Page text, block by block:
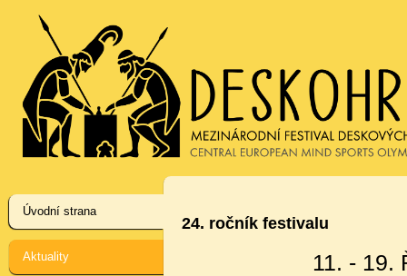
Úvodní strana
Aktuality
24. ročník festivalu
11. - 19.